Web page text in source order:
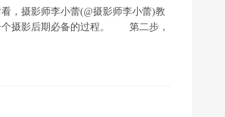
，摄影师李小蕾(@摄影师李小蕾)教
摄影后期必备的过程。 第二步，